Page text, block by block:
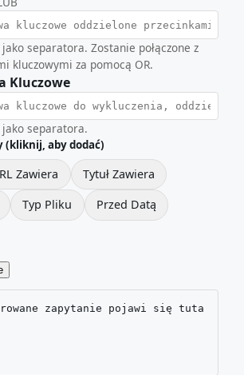
separatora. Zostanie połączone z
kluczowymi za pomocą OR.
Kluczowe
jako separatora.
(kliknij, aby dodać)
Zawiera Tytuł Zawiera
Typ Pliku Przed Datą
zapytanie pojawi się tuta